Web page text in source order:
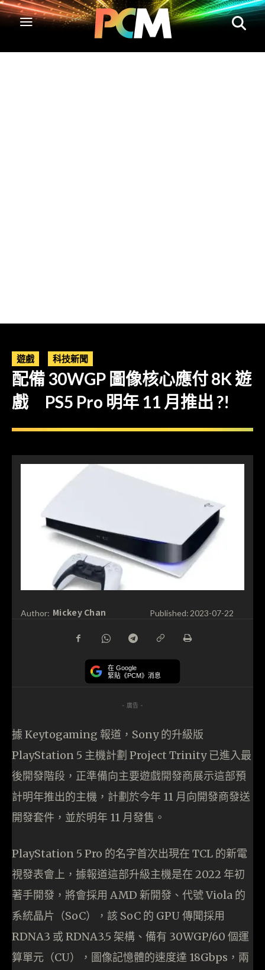
遊戲 科技新聞
配備 30WGP 圖像核心應付 8K 遊
戲 PS5 Pro 明年 11 月推出 ?!
Author: Mickey Chan Published: 2023-07-22
在 Google
緊貼《PCM》消息
- 廣告 -
據 Keytogaming 報道，Sony 的升級版
PlayStation 5 主機計劃 Project Trinity 已進入最
後開發階段，正準備向主要遊戲開發商展示這部預
計明年推出的主機，計劃於今年 11 月向開發商發送
開發套件，並於明年 11 月發售。
PlayStation 5 Pro 的名字首次出現在 TCL 的新電
視發表會上，據報道這部升級主機是在 2022 年初
著手開發，將會採用 AMD 新開發、代號 Viola 的
系統晶片（SoC），該 SoC 的 GPU 傳聞採用
RDNA3 或 RDNA3.5 架構、備有 30WGP/60 個運
算單元（CU），圖像記憶體的速度達 18Gbps，兩